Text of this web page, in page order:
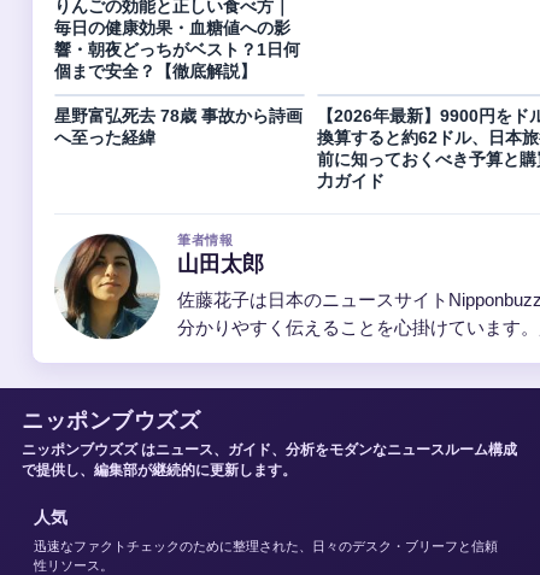
りんごの効能と正しい食べ方｜
毎日の健康効果・血糖値への影
響・朝夜どっちがベスト？1日何
個まで安全？【徹底解説】
星野富弘死去 78歳 事故から詩画
へ至った経緯
【2026年最新】9900円をド
換算すると約62ドル、日本
前に知っておくべき予算と購
力ガイド
筆者情報
山田太郎
佐藤花子は日本のニュースサイト
分かりやすく伝えることを心掛けています
ニッポンブウズズ
ニッポンブウズズ はニュース、ガイド、分析をモダンなニュースルーム構成
で提供し、編集部が継続的に更新します。
人気
迅速なファクトチェックのために整理された、日々のデスク・ブリーフと信頼
性リソース。